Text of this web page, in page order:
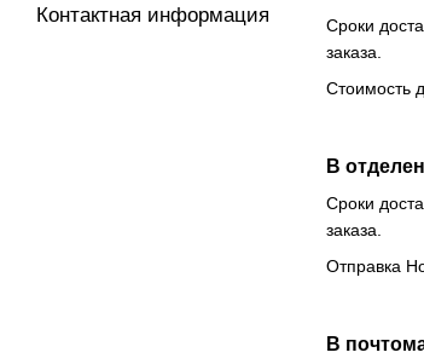
Сроки
заказа.
Стоимость
В
Сроки
заказа.
Отправка
В
Контактная информация